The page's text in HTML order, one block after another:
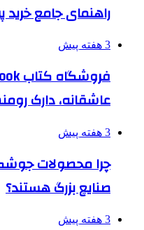
راهنمای جامع خرید
3 هفته پیش
عاشقانه، دارک
3 هفته پیش
صنایع بزرگ هستند؟
3 هفته پیش